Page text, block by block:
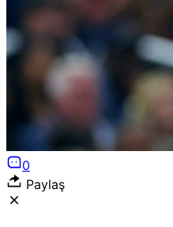
Gazete Manşetleri
Günün manşetlerine göz atın!
0
Paylaş